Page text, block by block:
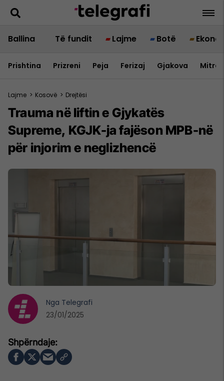
Ballina Të fundit Lajme Botë
Prishtina Prizreni Peja Ferizaj Gjakova
Lajme > Kosovë > Drejtësi
Trauma në liftin e Gjykatës
Supreme, KGJK-ja fajëson MPB-në
për injorim e neglizhencë
Nga Telegrafi
23/01/2025